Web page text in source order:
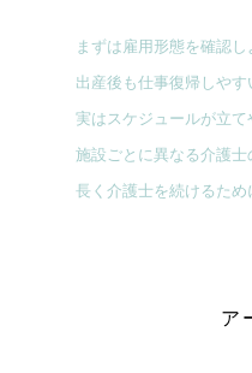
まずは雇用形態を確認し
出産後も仕事復帰しやす
実はスケジュールが立
施設ごとに異なる介護士
長く介護士を続けるため
ア